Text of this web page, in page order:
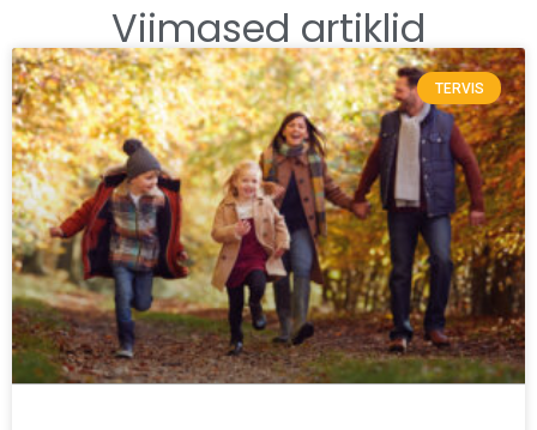
Viimased artiklid
TERVIS